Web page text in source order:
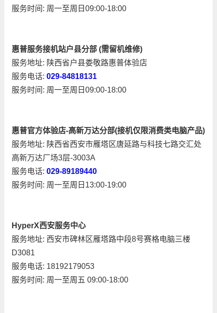
服务时间: 周一至周日09:00-18:00
惠普服务接机站户县分部 (需留机维修)
服务地址: 陕西省户县娄敬路惠普体验店
服务电话: 029-84818131
服务时间: 周一至周日09:00-18:00
惠普官方体验店-高新万达分部(接机仅限消费类电脑产品)
服务地址: 陕西省西安市雁塔区唐延路与科技七路交汇处
高新万达厂场3层-3003A
服务电话: 029-89189440
服务时间: 周一至周日13:00-19:00
HyperX西安服务中心
服务地址: 西安市碑林区雁塔路中段8号赛格电脑三楼
D3081
服务电话: 18192179053
服务时间: 周一至周五 09:00-18:00